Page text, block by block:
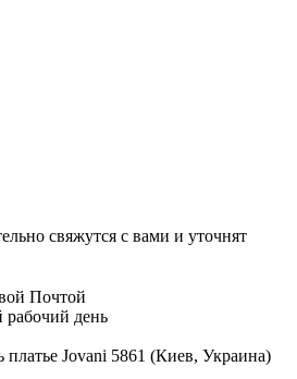
свяжутся с вами и уточнят
Почтой
день
платье Jovani 5861 (Киев, Украина)